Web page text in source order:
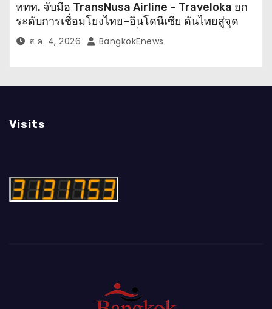
ททท. จับมือ TransNusa Airline – Traveloka ยก
ระดับการเชื่อมโยงไทย–อินโดนีเซีย ดันไทยสู่จุด
หมายปลายทางคุณภาพ เชื่อม Asean Tourism
และ Muslim-Friendly Destination
ส.ค. 4, 2026 BangkokEnews
Visits